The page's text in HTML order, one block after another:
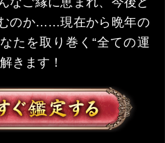
のか……現在から晩年の
たを取り巻く“全ての運
きます！